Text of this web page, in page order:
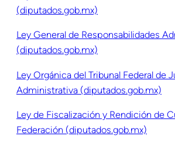
(diputados.gob.mx)
Ley General de Responsabilidades
(diputados.gob.mx)
Ley Orgánica del Tribunal Federal de
Administrativa (diputados.gob.mx)
Ley de Fiscalización y Rendición de
Federación (diputados.gob.mx)